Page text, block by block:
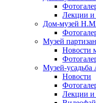
Лекции и
Дом-музей
Музей
Новости
Музей-усадьба
Новости
Лекции и